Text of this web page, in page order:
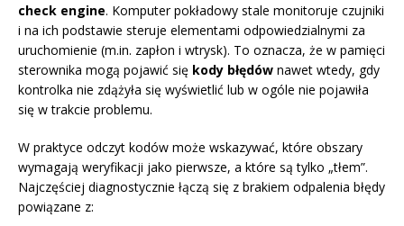
check engine. Komputer pokładowy stale monitoruje czujniki
i na ich podstawie steruje elementami odpowiedzialnymi za
uruchomienie (m.in. zapłon i wtrysk). To oznacza, że w pamięci
sterownika mogą pojawić się kody błędów nawet wtedy, gdy
kontrolka nie zdążyła się wyświetlić lub w ogóle nie pojawiła
się w trakcie problemu.
W praktyce odczyt kodów może wskazywać, które obszary
wymagają weryfikacji jako pierwsze, a które są tylko „tłem”.
Najczęściej diagnostycznie łączą się z brakiem odpalenia błędy
powiązane z: